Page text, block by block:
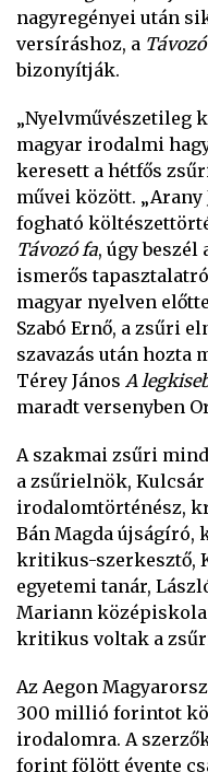
nagyregényei után
versíráshoz, a
bizonyítják.
„Nyelvművészetileg
magyar irodalmi
keresett a hétfős
művei között. „Arany
fogható
Távozó fa, úgy
ismerős
magyar nyelven
Szabó Ernő, a zsűri
szavazás után hozta
Térey János A
maradt versenyben
A szakmai zsűri
a zsűrielnök, Kulcsár
irodalomtörténész,
Bán Magda
kritikus-szerkesztő,
egyetemi tanár,
Mariann
kritikus voltak a
Az Aegon
300 millió forintot
irodalomra. A
forint fölött évente